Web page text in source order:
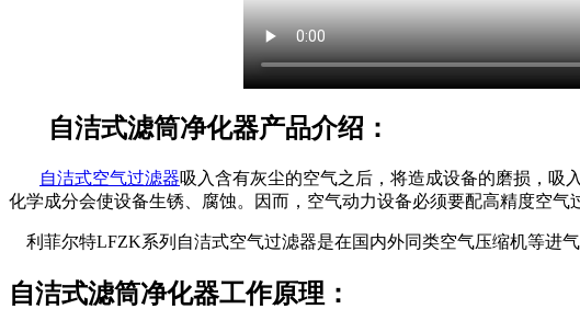
自洁式滤筒净化器产品介绍：
自洁式空气过滤器吸入含有灰尘的空气之后，将造成设备的磨损，吸
化学成分会使设备生锈、腐蚀。因而，空气动力设备必须要配高精度空气
利菲尔特LFZK系列自洁式空气过滤器是在国内外同类空气压缩机等进
自洁式滤筒净化器工作原理：